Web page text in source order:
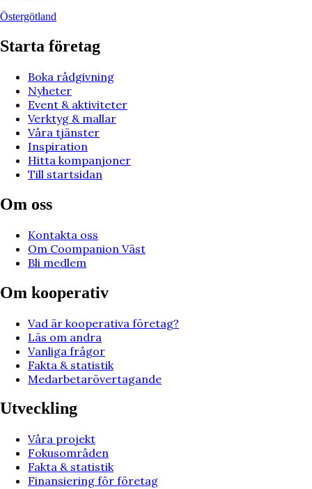
Östergötland
Starta företag
Boka rådgivning
Nyheter
Event & aktiviteter
Verktyg & mallar
Våra tjänster
Inspiration
Hitta kompanjoner
Till startsidan
Om oss
Kontakta oss
Om Coompanion Väst
Bli medlem
Om kooperativ
Vad är kooperativa företag?
Läs om andra
Vanliga frågor
Fakta & statistik
Medarbetarövertagande
Utveckling
Våra projekt
Fokusområden
Fakta & statistik
Finansiering för företag